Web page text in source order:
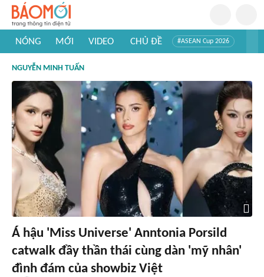
NÓNG MỚI VIDEO CHỦ ĐỀ #ASEAN Cup 2026
#Khám phá thế giới
NGUYỄN MINH TUẤN
Á hậu 'Miss Universe' Anntonia Porsild
catwalk đầy thần thái cùng dàn 'mỹ nhân'
đình đám của showbiz Việt